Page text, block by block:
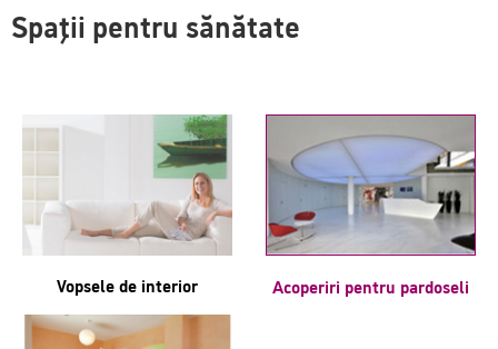
Spaţii pentru sănătate
Vopsele de interior Acoperiri pentru pardoseli